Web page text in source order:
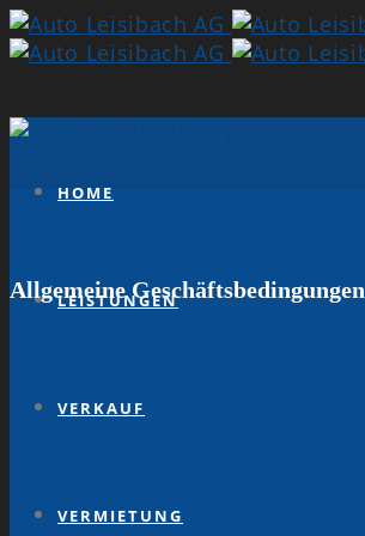
HOME
LEISTUNGEN
VERKAUF
VERMIETUNG
Allgemeine Geschäftsbedingungen